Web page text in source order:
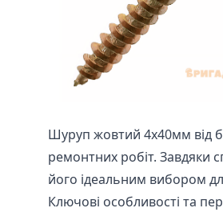
Шуруп жовтий 4х40мм від
ремонтних робіт. Завдяки
його ідеальним вибором
Ключові особливості та